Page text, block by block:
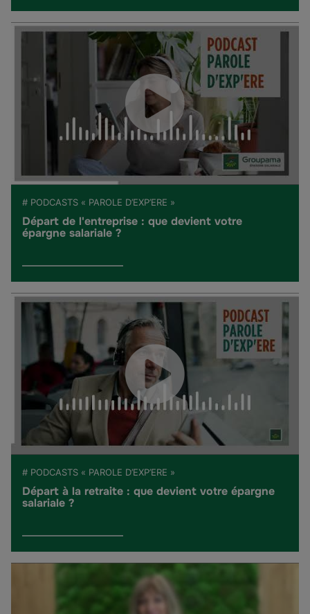
# PODCASTS « PAROLE D’EXP’ERE »
Départ de l'entreprise : que devient votre
épargne salariale ?
# PODCASTS « PAROLE D’EXP’ERE »
Départ à la retraite : que devient votre épargne
salariale ?